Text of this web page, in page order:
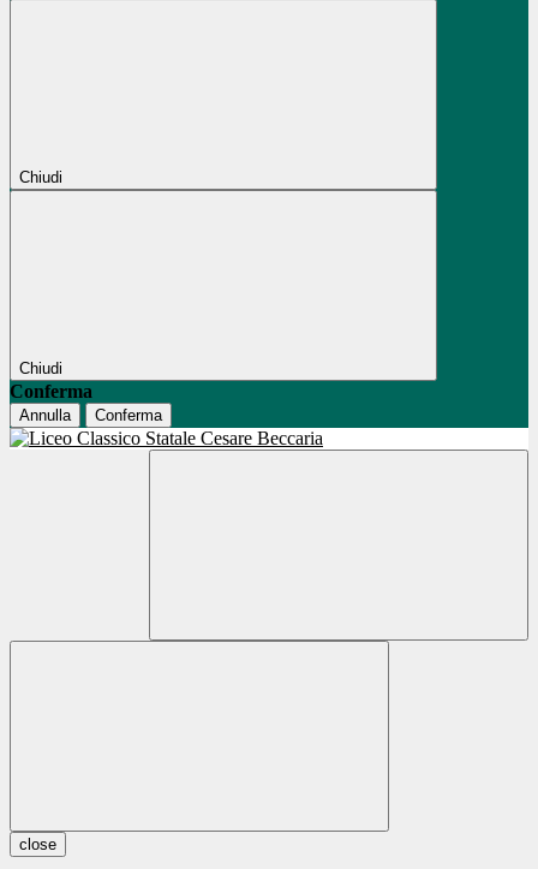
Chiudi
Chiudi
Conferma
Annulla Conferma
close